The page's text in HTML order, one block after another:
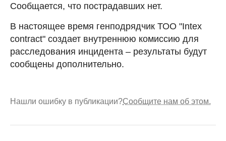
Сообщается, что пострадавших нет.
В настоящее время генподрядчик ТОО "Intex
contract" создает внутреннюю комиссию для
расследования инцидента – результаты будут
сообщены дополнительно.
Нашли ошибку в публикации?Сообщите нам об этом.